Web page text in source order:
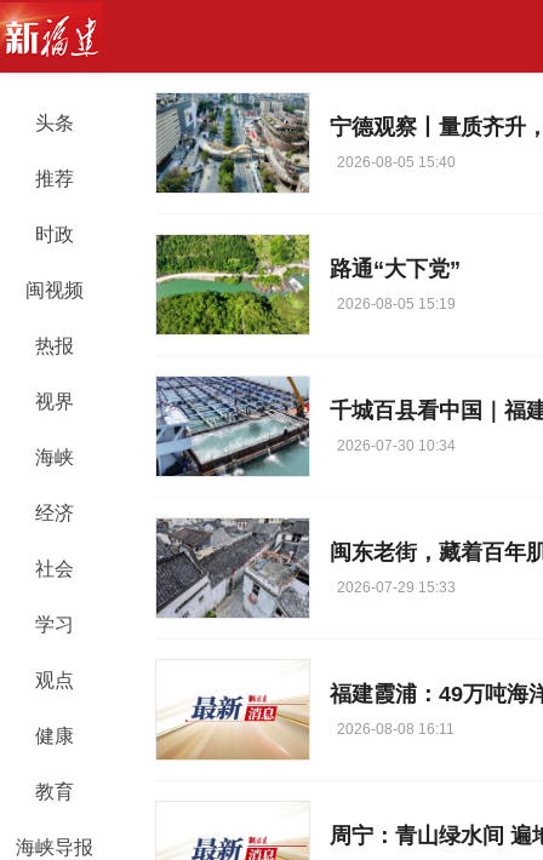
头条
推荐
时政
闽视频
热报
视界
海峡
经济
社会
学习
观点
健康
教育
海峡导报
宁德观察丨量质齐升
2026-08-05 15:40
路通“大下党”
2026-08-05 15:19
千城百县看中国｜福
2026-07-30 10:34
闽东老街，藏着百年
2026-07-29 15:33
福建霞浦：49万吨海
2026-08-08 16:11
周宁：青山绿水间 遍